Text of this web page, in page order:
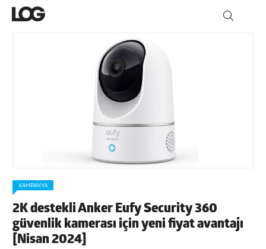
KAMPANYA
2K destekli Anker Eufy Security 360
güvenlik kamerası için yeni fiyat avantajı
[Nisan 2024]